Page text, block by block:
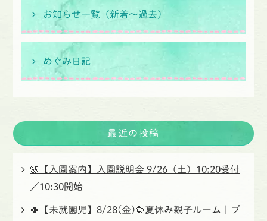
お知らせ一覧（新着〜過去）
めぐみ日記
最近の投稿
🌸【入園案内】入園説明会 9/26（土）10:20受付
／10:30開始
🍀【未就園児】8/28(金)🌻夏休み親子ルーム｜プ